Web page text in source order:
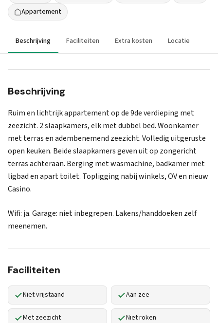
Appartement
Beschrijving Faciliteiten Extra kosten Locatie
Beschrijving
Ruim en lichtrijk appartement op de 9de verdieping met
zeezicht. 2 slaapkamers, elk met dubbel bed. Woonkamer
met terras en adembenemend zeezicht. Volledig uitgeruste
open keuken. Beide slaapkamers geven uit op zongericht
terras achteraan. Berging met wasmachine, badkamer met
ligbad en apart toilet. Topligging nabij winkels, OV en nieuw
Casino.
Wifi: ja. Garage: niet inbegrepen. Lakens/handdoeken zelf
meenemen.
Faciliteiten
Niet vrijstaand Aan zee
Met zeezicht Niet roken